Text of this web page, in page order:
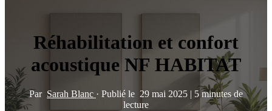
Réhabilitation et confort
acoustique NF HABITAT
Par Sarah Blanc · Publié le 29 mai 2025 | 5 minutes de
lecture